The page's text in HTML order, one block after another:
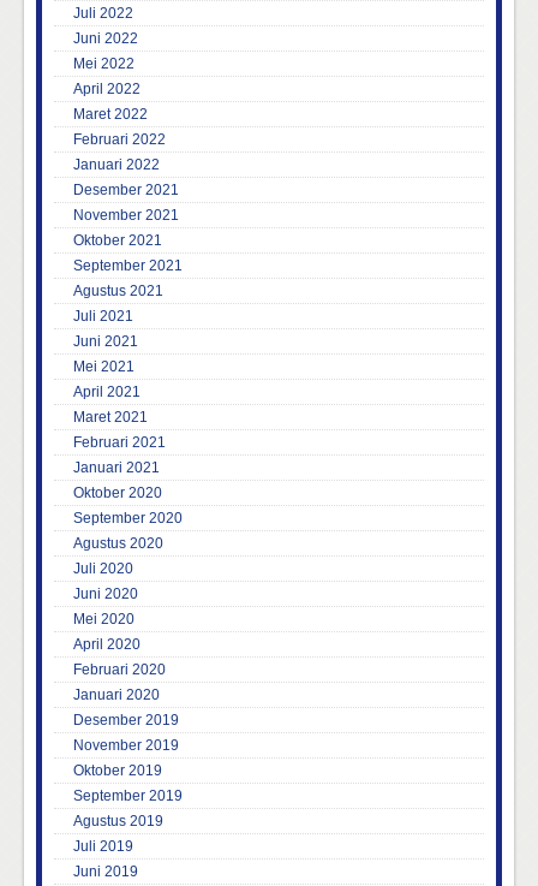
Juli 2022
Juni 2022
Mei 2022
April 2022
Maret 2022
Februari 2022
Januari 2022
Desember 2021
November 2021
Oktober 2021
September 2021
Agustus 2021
Juli 2021
Juni 2021
Mei 2021
April 2021
Maret 2021
Februari 2021
Januari 2021
Oktober 2020
September 2020
Agustus 2020
Juli 2020
Juni 2020
Mei 2020
April 2020
Februari 2020
Januari 2020
Desember 2019
November 2019
Oktober 2019
September 2019
Agustus 2019
Juli 2019
Juni 2019